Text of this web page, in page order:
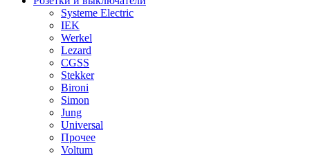
Systeme Electric
IEK
Werkel
Lezard
CGSS
Stekker
Bironi
Simon
Jung
Universal
Прочее
Voltum